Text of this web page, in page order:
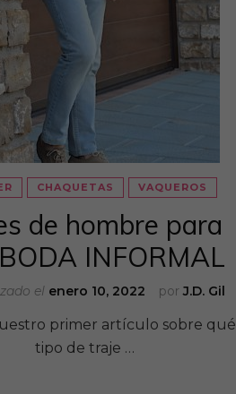
CHAQUETAS VAQUEROS
de hombre para
INFORMAL
porJ.D. Gil
el enero 10, 2022
primer artículo sobre qué
tipo de traje …